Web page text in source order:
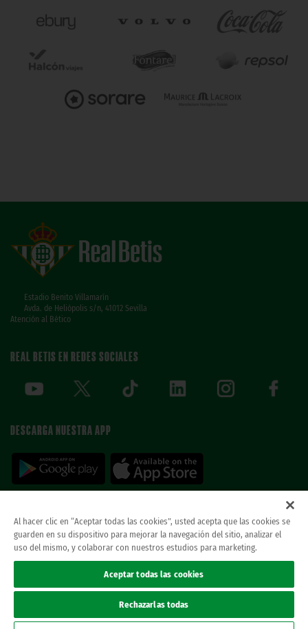
Estadio Benito Villamarín
Avda. de Heliópolis s/n, 41012 Sevilla
Atención al Bético
REAL BETIS EN REDES SOCIALES
DESCARGA NUESTRA APP
© REAL BETIS BALOMPIE.esta página web es la única oficial del real betis balompie.
todos los derechos reservados.
Política de privacidad
Canal ético
Al hacer clic en “Aceptar todas las cookies”, usted acepta que las cookies se
guarden en su dispositivo para mejorar la navegación del sitio, analizar el
uso del mismo, y colaborar con nuestros estudios para marketing.
Aceptar todas las cookies
Rechazarlas todas